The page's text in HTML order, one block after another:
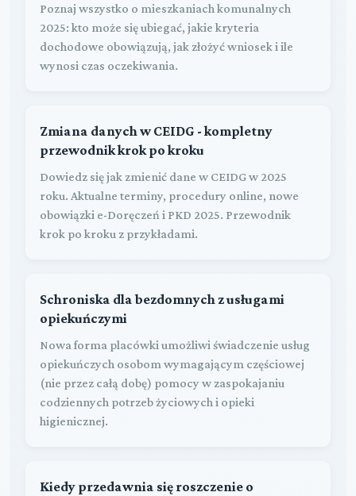
Poznaj wszystko o mieszkaniach komunalnych
2025: kto może się ubiegać, jakie kryteria
dochodowe obowiązują, jak złożyć wniosek i ile
wynosi czas oczekiwania.
Zmiana danych w CEIDG - kompletny
przewodnik krok po kroku
Dowiedz się jak zmienić dane w CEIDG w 2025
roku. Aktualne terminy, procedury online, nowe
obowiązki e-Doręczeń i PKD 2025. Przewodnik
krok po kroku z przykładami.
Schroniska dla bezdomnych z usługami
opiekuńczymi
Nowa forma placówki umożliwi świadczenie usług
opiekuńczych osobom wymagającym częściowej
(nie przez całą dobę) pomocy w zaspokajaniu
codziennych potrzeb życiowych i opieki
higienicznej.
Kiedy przedawnia się roszczenie o